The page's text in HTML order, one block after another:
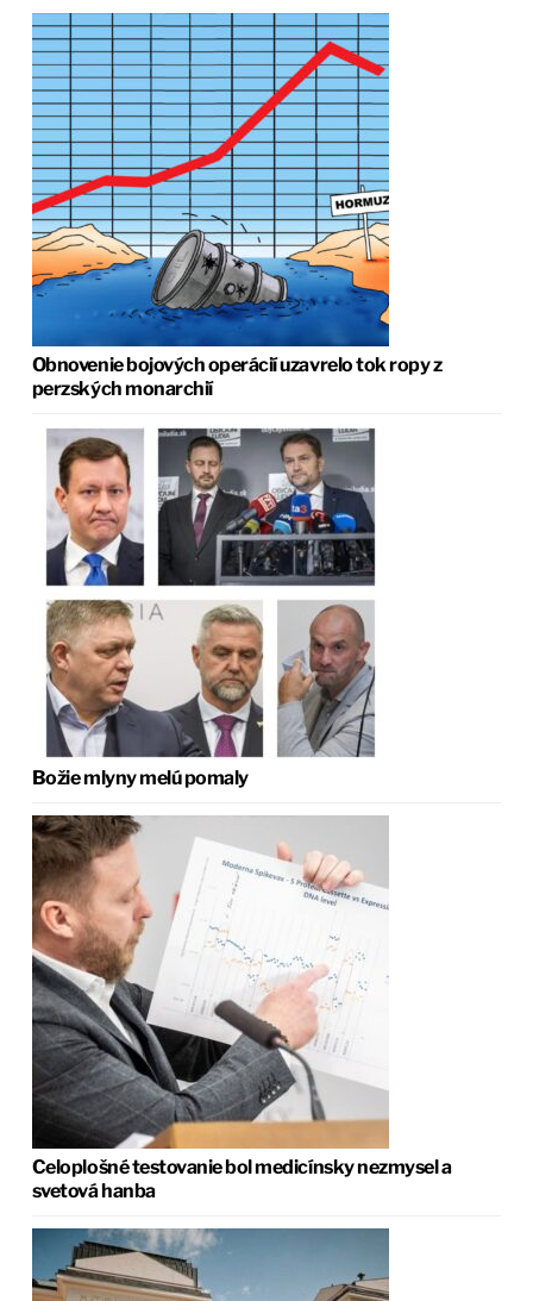
Obnovenie bojových operácií uzavrelo tok ropy z
perzských monarchií
Božie mlyny melú pomaly
Celoplošné testovanie bol medicínsky nezmysel a
svetová hanba